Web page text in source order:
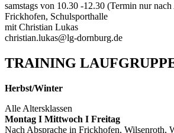
samstags von 10.30 -12.30 (Termin nur
Frickhofen, Schulsporthalle
mit Christian Lukas
christian.lukas@lg-dornburg.de
TRAINING
Herbst/Winter
Alle Altersklassen
Montag I Mittwoch I Freitag
Nach Absprache in Frickhofen, Wilsenroth,